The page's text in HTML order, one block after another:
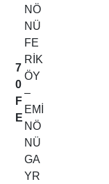
NÖ
NÜ
7
0
F
E
FE
RİK
ÖY
–
EMİ
NÖ
NÜ
GA
YR